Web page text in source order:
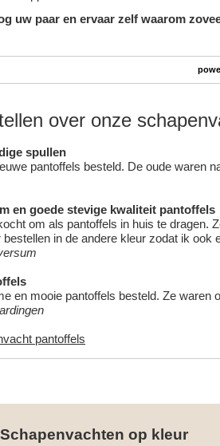
uw paar en ervaar zelf waarom
over onze
spullen
pantoffels besteld. De oude waren
en goede stevige kwaliteit pantoffels
om als pantoffels in huis te dragen.
bestellen in de andere kleur zodat ik
en mooie pantoffels besteld. Ze waren
pantoffels
Schapenvachten op kleur